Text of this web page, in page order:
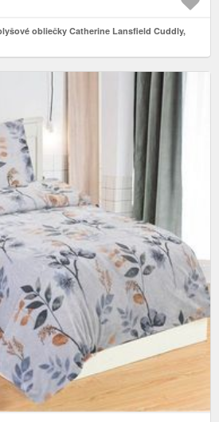
obliečky Catherine Lansfield Cuddly,